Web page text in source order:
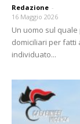
Redazione -
16 Maggio 2026
Un uomo sul
domiciliari per fatti
individuato...